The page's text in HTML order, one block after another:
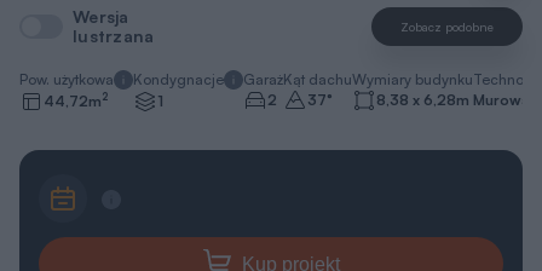
Wersja
lustrzana
Zobacz podobne
Pow. użytkowa
44,72m2
Kondygnacje
1
Garaż
2
Kąt dachu
37°
Wymiary budynku
8,38 x 6,28m Murowa
Kup projekt